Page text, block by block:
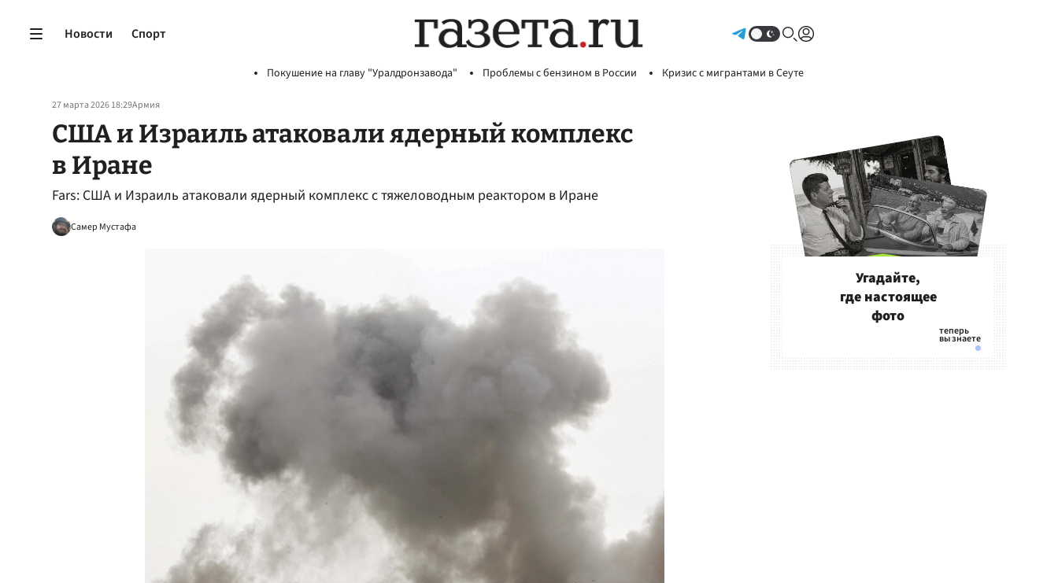
Новости Спорт
Покушение на главу "Уралдронзавода" Проблемы с бензином в России Кризис с мигрантами в Сеуте
27 марта 2026 18:29Армия
США и Израиль атаковали ядерный комплекс
в Иране
Fars: США и Израиль атаковали ядерный комплекс с тяжеловодным реактором в Иране
Самер Мустафа
Угадайте,
где настоящее
фото